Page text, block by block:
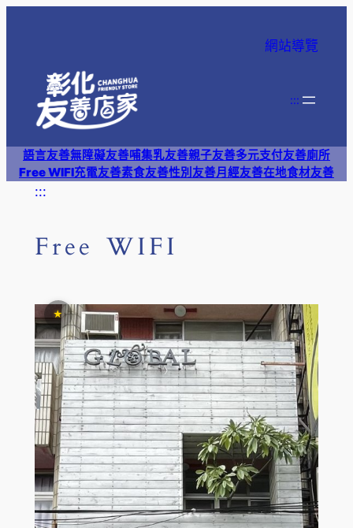
網站導覽
:::
語言友善無障礙友善哺集乳友善親子友善多元支付友善廁所
Free WIFI充電友善素食友善性別友善月經友善在地食材友善
:::
Free WIFI
★